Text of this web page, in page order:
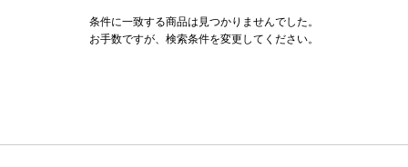
条件に一致する商品は見つかりませんでした。
お手数ですが、検索条件を変更してください。